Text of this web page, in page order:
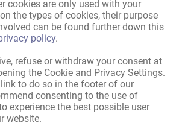
cookies are only used with your
the types of cookies, their purpose
can be found further down this
policy.
refuse or withdraw your consent at
the Cookie and Privacy Settings.
to do so in the footer of our
consenting to the use of
experience the best possible user
website.
Pantry-Küche,
gemeinschaftliche Nutzung,
Nutzung
Whirlpool
diskretes Haus